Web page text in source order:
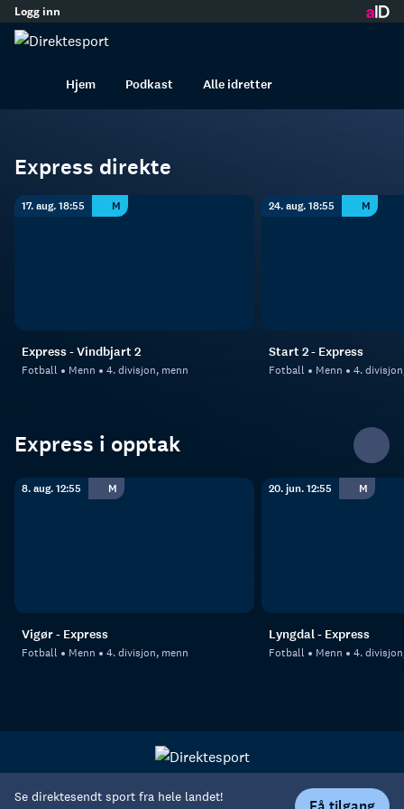
innhold
Logg inn
Hjem Podkast Alle idretter
Se direktesendt sport fra hele landet!
Express
Express direkte
17. aug. 18:55 M
Express - Vindbjart 2
Fotball Menn 4. divisjon, menn
24. aug. 18:55 M
Start 2 - Express
Fotball Menn 4.
Express i opptak
8. aug. 12:55 M
Vigør - Express
Fotball Menn 4. divisjon, menn
20. jun. 12:55 M
Lyngdal - Express
Fotball Menn 4.
Personvern